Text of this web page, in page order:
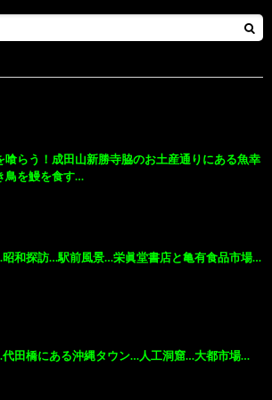
喰らう！成田山新勝寺脇のお土産通りにある魚幸
鳥を鰻を食す…
和探訪…駅前風景…栄眞堂書店と亀有食品市場…
田橋にある沖縄タウン…人工洞窟…大都市場…